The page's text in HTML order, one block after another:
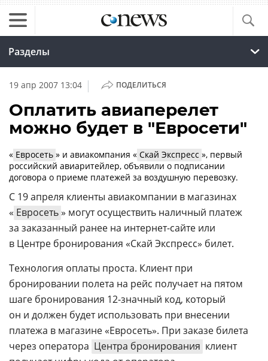
Разделы
19 апр 2007 13:04 | ПОДЕЛИТЬСЯ
Оплатить авиаперелет
можно будет в "Евросети"
« Евросеть » и авиакомпания « Скай Экспресс », первый
российский авиаритейлер, объявили о подписании
договора о приеме платежей за воздушную перевозку.
С 19 апреля клиенты авиакомпании в магазинах
« Евросеть» могут осуществить наличный платеж
за заказанный ранее на интернет-сайте или
в Центре бронирования «Скай Экспресс» билет.
Технология оплаты проста. Клиент при
бронировании полета на рейс получает на пятом
шаге бронирования 12-значный код, который
он и должен будет использовать при внесении
платежа в магазине «Евросеть». При заказе билета
через оператора Центра бронирования клиент